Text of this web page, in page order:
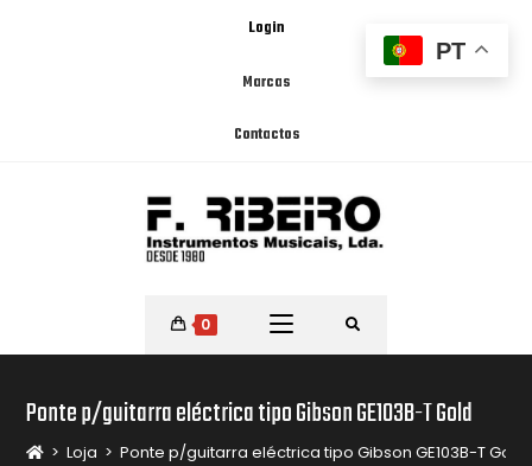
Login
Marcas
Contactos
0
Ponte p/guitarra eléctrica tipo Gibson GE103B-T Gold
> Loja > Ponte p/guitarra eléctrica tipo Gibson GE103B-T Gold
PT